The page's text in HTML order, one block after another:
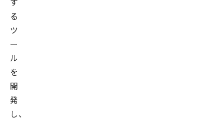
る
ツ
ー
ル
を
開
発
し、